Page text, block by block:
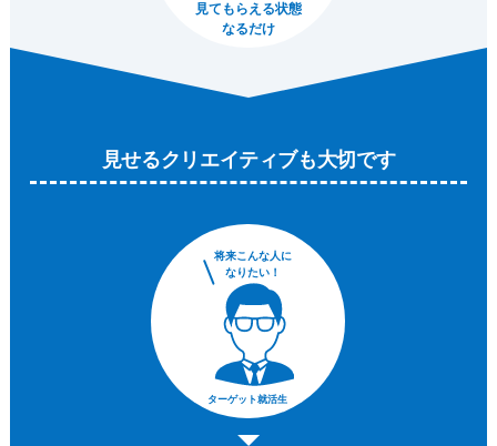
見てもらえる状態
なるだけ
見せるクリエイティブも大切です